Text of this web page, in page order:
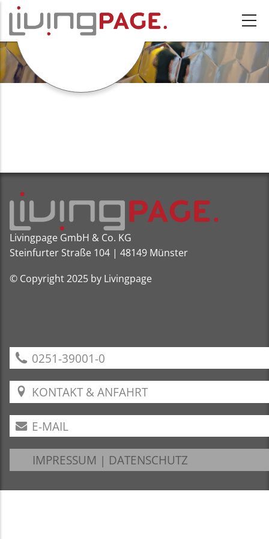
Direkt zum Inhalt
VERNETZUNG
Livingpage GmbH & Co. KG
Steinfurter Straße 104 | 48149 Münster
© Copyright 2025 by Livingpage
0251-39001-0
KONTAKT & ANFAHRT
E-MAIL
IMPRESSUM | DATENSCHUTZ